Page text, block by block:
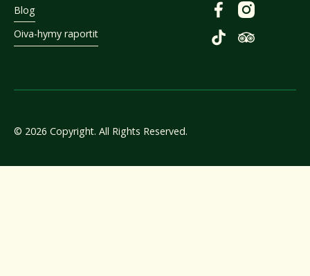
Blog
Oiva-hymy raportit
© 2026 Copyright. All Rights Reserved.